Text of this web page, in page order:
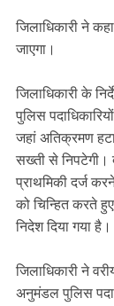
जिलाधिकारी ने
जाएगा।
जिलाधिकारी के
पुलिस
जहां अतिक्रमण
सख्ती से निपटेगी।
प्राथमिकी दर्ज
को चिन्हित करते
निदेश दिया गया है।
जिलाधिकारी ने
अनुमंडल पुलिस